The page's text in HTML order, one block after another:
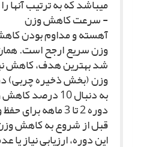
مى‏باشد که به ترتیب آنها
- سرعت کاهش وزن‏
آهسته و مداوم بودن
وزن سریع ارجح است.
شد بهترین هدف، کاهش
وزن (بخش ذخیره چربى)
به دنبال 10
دوره 2 تا 3 ماهه
قبل از شروع به کاهش
این دوره، ارزیابى نیاز یا